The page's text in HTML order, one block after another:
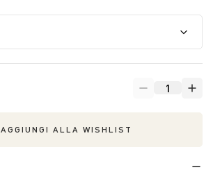
AGGIUNGI ALLA WISHLIST